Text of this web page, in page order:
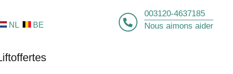
NL BE
003120-4637185
Nous aimons aider